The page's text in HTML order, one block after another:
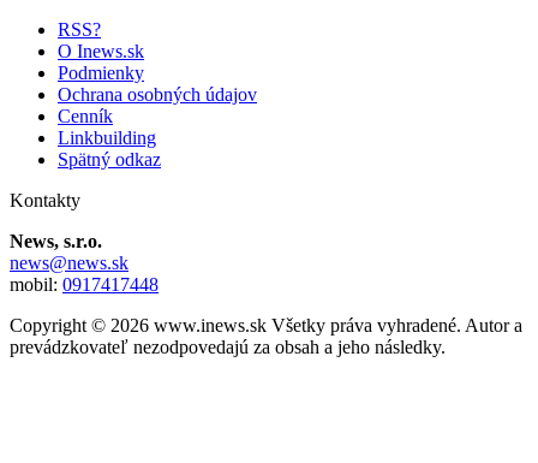
RSS?
O Inews.sk
Podmienky
Ochrana osobných údajov
Cenník
Linkbuilding
Spätný odkaz
Kontakty
News, s.r.o.
news@news.sk
mobil: 0917417448
Copyright © 2026 www.inews.sk Všetky práva vyhradené. Autor a
prevádzkovateľ nezodpovedajú za obsah a jeho následky.